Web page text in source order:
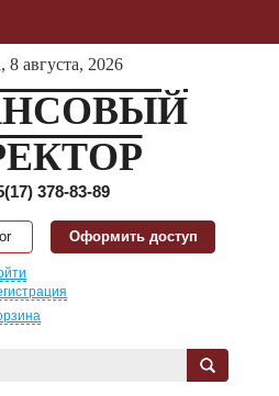
8 августа, 2026
378-83-89
Оформить доступ